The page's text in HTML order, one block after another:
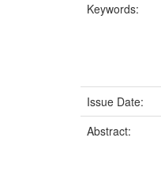
Keywords:
Issue Date:
Abstract: